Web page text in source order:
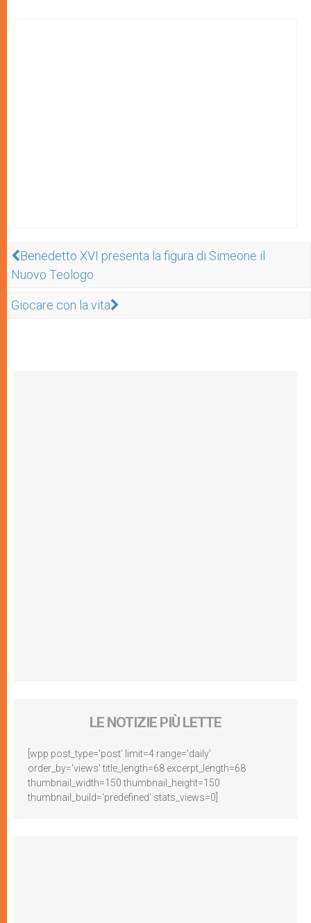
Benedetto XVI presenta la figura di Simeone il
Nuovo Teologo
Giocare con la vita
LE NOTIZIE PIÙ LETTE
[wpp post_type='post' limit=4 range='daily'
order_by='views' title_length=68 excerpt_length=68
thumbnail_width=150 thumbnail_height=150
thumbnail_build='predefined' stats_views=0]